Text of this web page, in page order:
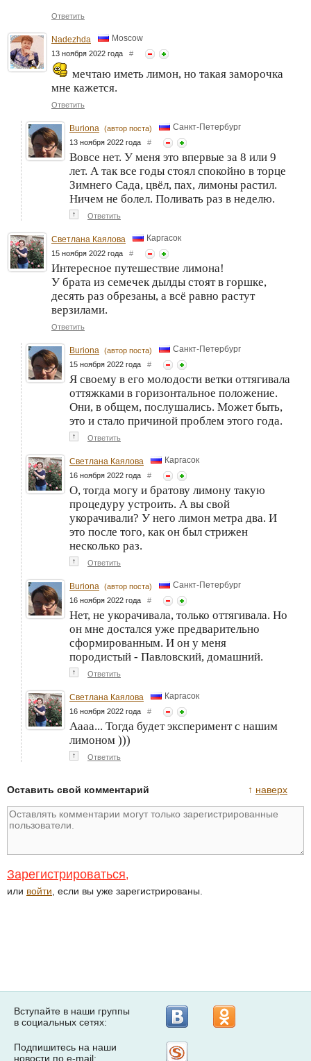
Ответить
Nadezhda Moscow
13 ноября 2022 года #
мечтаю иметь лимон, но такая заморочка
мне кажется.
Ответить
Buriona (автор поста) Санкт-Петербург
13 ноября 2022 года #
Вовсе нет. У меня это впервые за 8 или 9
лет. А так все годы стоял спокойно в торце
Зимнего Сада, цвёл, пах, лимоны растил.
Ничем не болел. Поливать раз в неделю.
↑ Ответить
Светлана Каялова Каргасок
15 ноября 2022 года #
Интересное путешествие лимона!
У брата из семечек дылды стоят в горшке,
десять раз обрезаны, а всё равно растут
верзилами.
Ответить
Buriona (автор поста) Санкт-Петербург
15 ноября 2022 года #
Я своему в его молодости ветки оттягивала
оттяжками в горизонтальное положение.
Они, в общем, послушались. Может быть,
это и стало причиной проблем этого года.
↑ Ответить
Светлана Каялова Каргасок
16 ноября 2022 года #
О, тогда могу и братову лимону такую
процедуру устроить. А вы свой
укорачивали? У него лимон метра два. И
это после того, как он был стрижен
несколько раз.
↑ Ответить
Buriona (автор поста) Санкт-Петербург
16 ноября 2022 года #
Нет, не укорачивала, только оттягивала. Но
он мне достался уже предварительно
сформированным. И он у меня
породистый - Павловский, домашний.
↑ Ответить
Светлана Каялова Каргасок
16 ноября 2022 года #
Аааа... Тогда будет эксперимент с нашим
лимоном )))
↑ Ответить
↑ наверх
Оставить свой комментарий
Зарегистрироваться,
или войти , если вы уже зарегистрированы.
Вступайте в наши группы
в социальных сетях:
Подпишитесь на наши
новости по e-mail: